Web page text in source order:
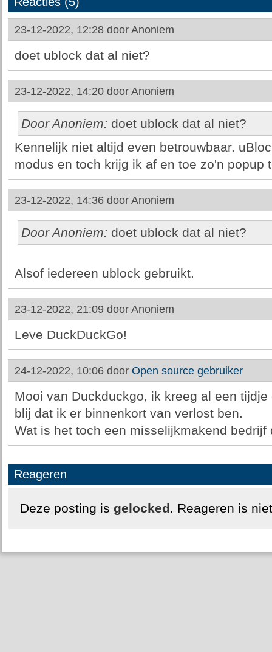
23-12-2022, 12:28 door Anoniem
doet ublock dat al niet?
23-12-2022, 14:20 door Anoniem
Door Anoniem: doet ublock dat al niet?
Kennelijk niet altijd even betrouwbaar.
modus en toch krijg ik af en toe zo'n popup
23-12-2022, 14:36 door Anoniem
Door Anoniem: doet ublock dat al niet?
Alsof iedereen ublock gebruikt.
23-12-2022, 21:09 door Anoniem
Leve DuckDuckGo!
24-12-2022, 10:06 door Open source gebruiker
Mooi van Duckduckgo, ik kreeg al een
blij dat ik er binnenkort van verlost ben.
Wat is het toch een misselijkmakend bedrijf
Reageren
Deze posting is gelocked. Reageren is